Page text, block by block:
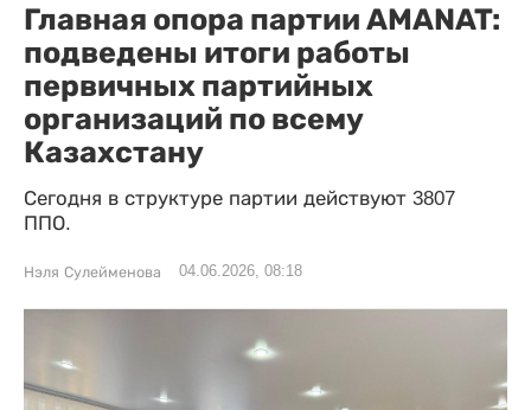
Главная опора партии AMANAT:
подведены итоги работы
первичных партийных
организаций по всему
Казахстану
Сегодня в структуре партии действуют 3807
ППО.
Нэля Сулейменова 04.06.2026, 08:18